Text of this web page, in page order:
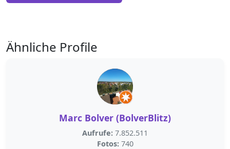
Ähnliche Profile
Marc Bolver (BolverBlitz)
Aufrufe: 7.852.511
Fotos: 740